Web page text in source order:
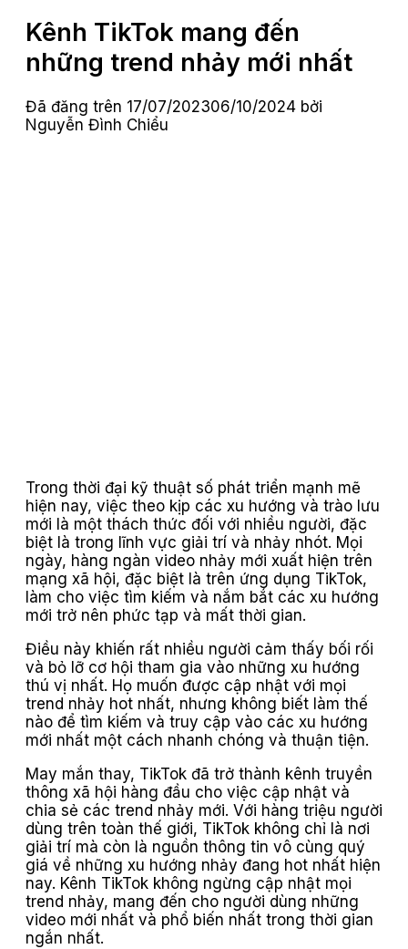
Kênh TikTok mang đến
những trend nhảy mới nhất
Đã đăng trên 17/07/202306/10/2024 bởi
Nguyễn Đình Chiểu
Trong thời đại kỹ thuật số phát triển mạnh mẽ
hiện nay, việc theo kịp các xu hướng và trào lưu
mới là một thách thức đối với nhiều người, đặc
biệt là trong lĩnh vực giải trí và nhảy nhót. Mọi
ngày, hàng ngàn video nhảy mới xuất hiện trên
mạng xã hội, đặc biệt là trên ứng dụng TikTok,
làm cho việc tìm kiếm và nắm bắt các xu hướng
mới trở nên phức tạp và mất thời gian.
Điều này khiến rất nhiều người cảm thấy bối rối
và bỏ lỡ cơ hội tham gia vào những xu hướng
thú vị nhất. Họ muốn được cập nhật với mọi
trend nhảy hot nhất, nhưng không biết làm thế
nào để tìm kiếm và truy cập vào các xu hướng
mới nhất một cách nhanh chóng và thuận tiện.
May mắn thay, TikTok đã trở thành kênh truyền
thông xã hội hàng đầu cho việc cập nhật và
chia sẻ các trend nhảy mới. Với hàng triệu người
dùng trên toàn thế giới, TikTok không chỉ là nơi
giải trí mà còn là nguồn thông tin vô cùng quý
giá về những xu hướng nhảy đang hot nhất hiện
nay. Kênh TikTok không ngừng cập nhật mọi
trend nhảy, mang đến cho người dùng những
video mới nhất và phổ biến nhất trong thời gian
ngắn nhất.